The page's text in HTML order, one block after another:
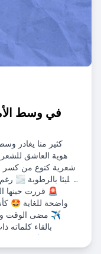
في وسط
كثير منا يغادر
هوية العاشق
شعرية كنوع من كسر
مليئا بالرطوبة 🌫️
🚨 قررت حينها
واضحة للغاية 🤩
✈️ مضى الوقت
بالقاء كلماته
واجتماع الأهل على شواء الذرة وشرب شاي الكرك ❄️